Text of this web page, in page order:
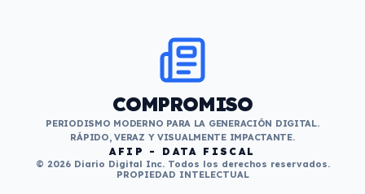
COMPROMISO
PERIODISMO MODERNO PARA LA GENERACIÓN DIGITAL.
RÁPIDO, VERAZ Y VISUALMENTE IMPACTANTE.
AFIP - DATA FISCAL
© 2026 Diario Digital Inc. Todos los derechos reservados.
PROPIEDAD INTELECTUAL